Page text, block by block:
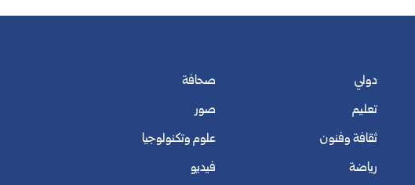
دولي
تعليم
ثقافة وفنون
رياضة
صحافة
صور
علوم وتكنولوجيا
فيديو